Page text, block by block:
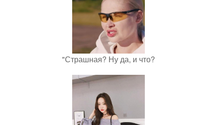
"Страшная? Ну да, и что?